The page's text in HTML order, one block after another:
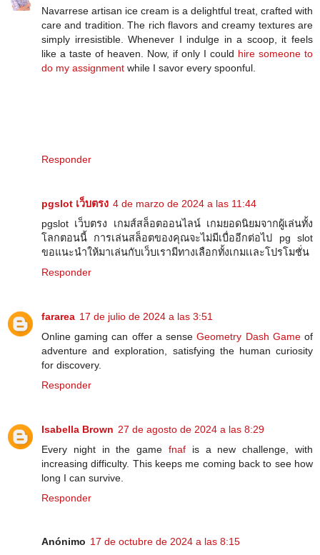
Navarrese artisan ice cream is a delightful treat, crafted with
care and tradition. The rich flavors and creamy textures are
simply irresistible. Whenever I indulge in a scoop, it feels
like a taste of heaven. Now, if only I could hire someone to
do my assignment while I savor every spoonful.
Responder
pgslot เว็บตรง 4 de marzo de 2024 a las 11:44
pgslot เว็บตรง เกมส์สล็อตออนไลน์ เกมยอดนิยมจากผู้เล่นทั้ง
โลกตอนนี้ การเล่นสล็อตของคุณจะไม่มีเบื่ออีกต่อไป pg slot
ขอแนะนำให้มาเล่นกับเว็บเรามีทางเลือกทั้งเกมเเละโปรโมชั่น
Responder
fararea 17 de julio de 2024 a las 3:51
Online gaming can offer a senseGeometry Dash Gameof
adventure and exploration, satisfying the human curiosity
for discovery.
Responder
Isabella Brown 27 de agosto de 2024 a las 8:29
Every night in the game fnaf is a new challenge, with
increasing difficulty. This keeps me coming back to see how
long I can survive.
Responder
Anónimo 17 de octubre de 2024 a las 8:15